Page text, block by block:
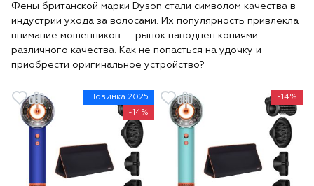
Фены британской марки Dyson стали символом качества в
индустрии ухода за волосами. Их популярность привлекла
внимание мошенников — рынок наводнен копиями
различного качества. Как не попасться на удочку и
приобрести оригинальное устройство?
Новинка 2025
-14%
-14%